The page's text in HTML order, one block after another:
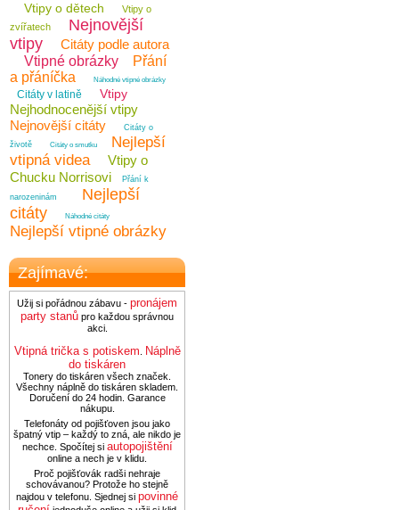
Vtipy o dětech
Vtipy o
zvířatech
Nejnovější
vtipy
Citáty podle autora
Vtipné obrázky
Přání
a přáníčka
Náhodné vtipné obrázky
Citáty v latině Vtipy
Nejhodnocenější vtipy
Nejnovější citáty
Citáty o
životě
Citáty o smutku
Nejlepší
vtipná videa
Vtipy o
Chucku Norrisovi
Přání k
narozeninám
Nejlepší
citáty
Náhodné citáty
Nejlepší vtipné obrázky
Zajímavé:
Užij si pořádnou zábavu - pronájem
party stanů pro každou správnou
akci.
Vtipná trička s potiskem Náplně
do tiskáren
Tonery do tiskáren všech značek.
Všechny náplně do tiskáren skladem.
Doručení do 24 hodin. Garance
nákupu.
Telefonáty od pojišťoven jsou jako
špatný vtip – každý to zná, ale nikdo je
nechce. Spočítej si autopojištění
online a nech je v klidu.
Proč pojišťovák radši nehraje
schovávanou? Protože ho stejně
najdou v telefonu. Sjednej si povinné